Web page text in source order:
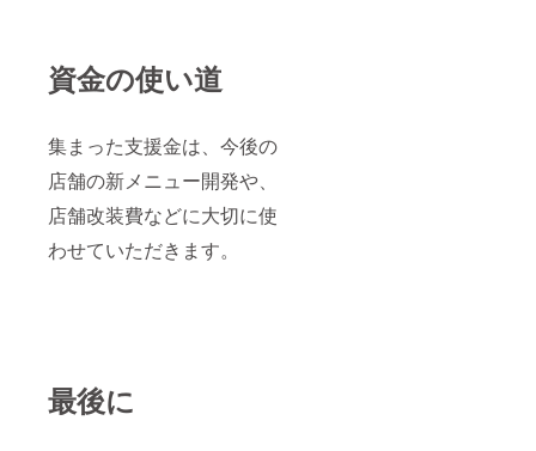
資金の使い道
集まった支援金は、今後の
店舗の新メニュー開発や、
店舗改装費などに大切に使
わせていただきます。
最後に